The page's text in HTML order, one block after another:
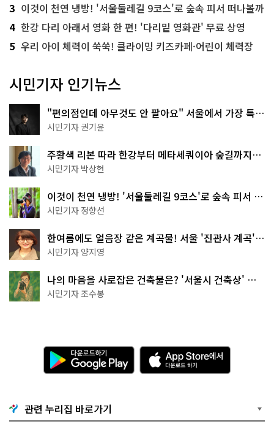
3 이것이 천연 냉방! '서울둘레길 9코스'로 숲속 피서 떠나볼까
4 한강 다리 아래서 영화 한 편! '다리밑 영화관' 무료 상영
5 우리 아이 체력이 쑥쑥! 클라이밍 키즈카페·어린이 체력장
시민기자 인기뉴스
"편의점인데 아무것도 안 팔아요" 서울에서 가장 특별
한 편의점의 정체
시민기자 권기윤
주황색 리본 따라 한강부터 메타세쿼이아 숲길까지…
서울둘레길 15코스
시민기자 박상현
이것이 천연 냉방! '서울둘레길 9코스'로 숲속 피서 떠
나볼까
시민기자 정향선
한여름에도 얼음장 같은 계곡물! 서울 '진관사 계곡'이
천국이네~
시민기자 양지영
나의 마음을 사로잡은 건축물은? '서울시 건축상' 수
상작 공개!
시민기자 조수봉
다
운
로
기
G
o
A
p
p
e
관련 누리집 바로가기